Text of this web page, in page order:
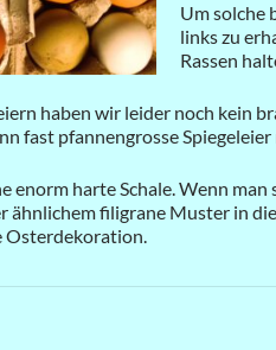
Um solche
links zu
Rassen
haben wir leider noch kein
fast pfannengrosse
enorm harte Schale. Wenn
ähnlichem filigrane Muster in
Osterdekoration.